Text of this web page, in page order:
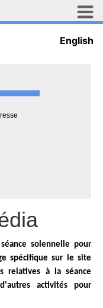
contenu principal
English
solennelle pour
spécifique sur le site
relatives à la séance
activités pour